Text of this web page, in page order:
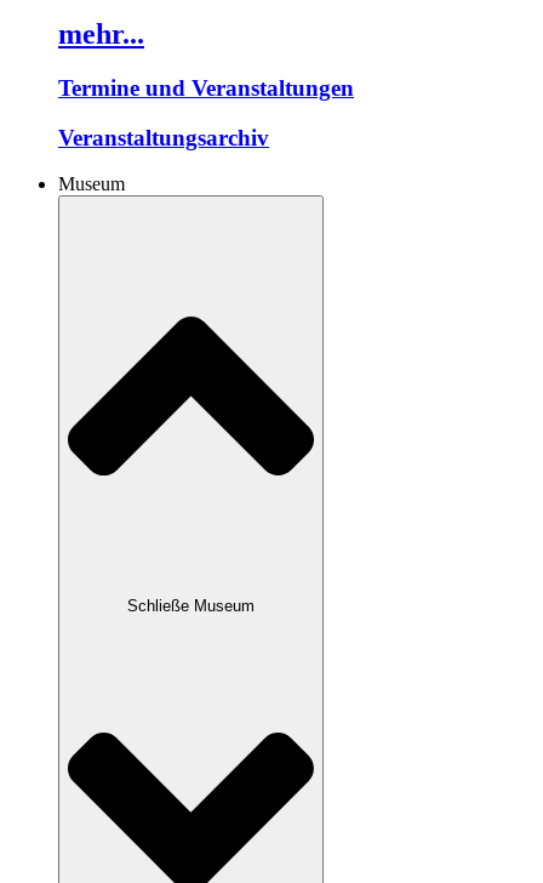
mehr...
Termine und Veranstaltungen
Veranstaltungsarchiv
Museum
Schließe Museum